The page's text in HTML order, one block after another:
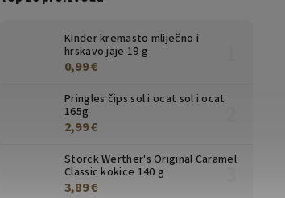
Kinder kremasto mliječno i
hrskavo jaje 19 g
0,99 €
Pringles čips sol i ocat sol i ocat
165g
2,99 €
Storck Werther's Original Caramel
Classic kokice 140 g
3,89 €